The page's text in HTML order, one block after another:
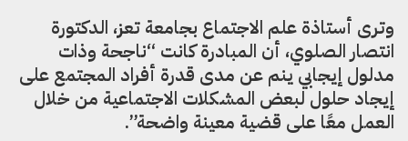
وترى أستاذة علم الاجتماع بجامعة تعز، الدكتورة
انتصار الصلوي، أن المبادرة كانت “ناجحة وذات
مدلول إيجابي ينم عن مدى قدرة أفراد المجتمع على
إيجاد حلول لبعض المشكلات الاجتماعية من خلال
العمل معًا على قضية معينة واضحة”.